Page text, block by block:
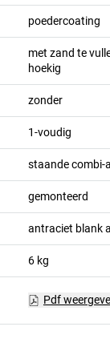
poedercoating
met zand te
hoekig
zonder
1-voudig
staande combi-
gemonteerd
antraciet blank
6 kg
Pdf